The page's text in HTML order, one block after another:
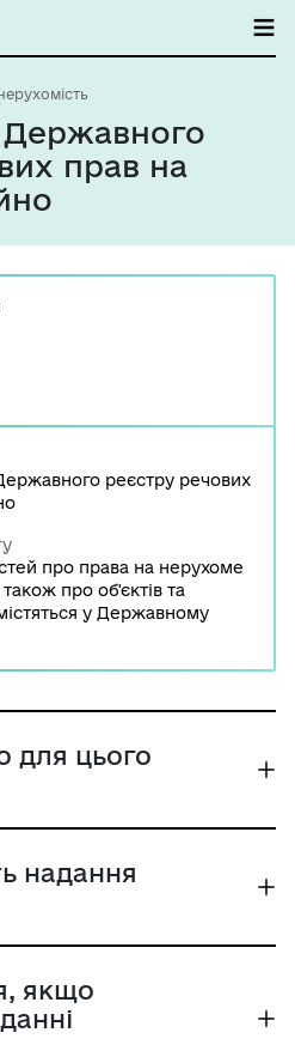
Державного
прав на
реєстру речових
про права на нерухоме
про об'єктів та
у Державному
нерухоме майно,
для цього
надання
якщо